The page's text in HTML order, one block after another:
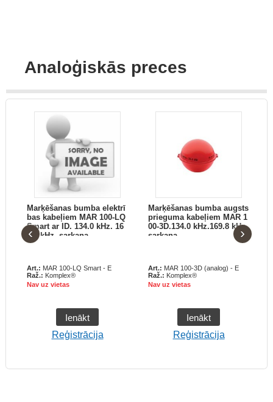
Analoģiskās preces
Marķēšanas bumba elektrī
bas kabeļiem MAR 100-LQ
Smart ar ID. 134.0 kHz. 16
9.8 kHz. sarkana
Art.: MAR 100-LQ Smart - E
Raž.: Komplex®
Nav uz vietas
Ienākt
Reģistrācija
Marķēšanas bumba augsts
prieguma kabeļiem MAR 1
00-3D.134.0 kHz.169.8 kHz.
sarkana
Art.: MAR 100-3D (analog) - E
Raž.: Komplex®
Nav uz vietas
Ienākt
Reģistrācija
‹ ›